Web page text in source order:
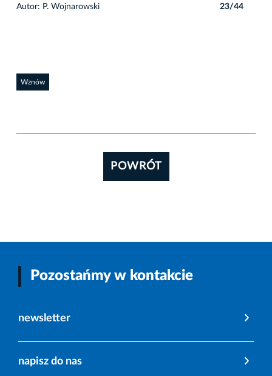
Autor: P. Wojnarowski 23/44
Wznów
POWRÓT
Pozostańmy w kontakcie
newsletter
napisz do nas